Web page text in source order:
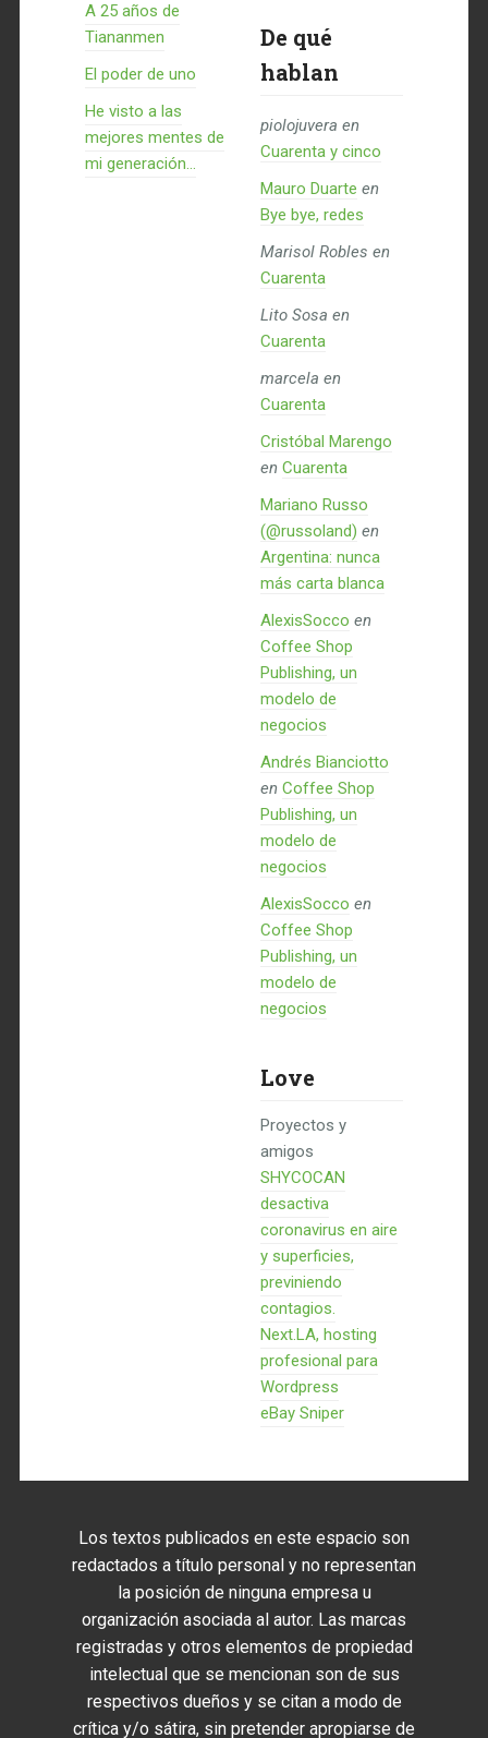
A 25 años de
Tiananmen
El poder de uno
He visto a las
mejores mentes de
mi generación…
De qué
hablan
piolojuvera en
Cuarenta y cinco
Mauro Duarte en
Bye bye, redes
Marisol Robles en
Cuarenta
Lito Sosa en
Cuarenta
marcela en
Cuarenta
Cristóbal Marengo
en Cuarenta
Mariano Russo
(@russoland) en
Argentina: nunca
más carta blanca
AlexisSocco en
Coffee Shop
Publishing, un
modelo de
negocios
Andrés Bianciotto
en Coffee Shop
Publishing, un
modelo de
negocios
AlexisSocco en
Coffee Shop
Publishing, un
modelo de
negocios
Love
Proyectos y
amigos
SHYCOCAN
desactiva
coronavirus en aire
y superficies,
previniendo
contagios.
Next.LA, hosting
profesional para
Wordpress
eBay Sniper
Los textos publicados en este espacio son
redactados a título personal y no representan
la posición de ninguna empresa u
organización asociada al autor. Las marcas
registradas y otros elementos de propiedad
intelectual que se mencionan son de sus
respectivos dueños y se citan a modo de
crítica y/o sátira, sin pretender apropiarse de